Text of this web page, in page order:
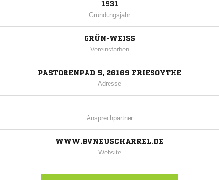
1931
Gründungsjahr
GRÜN-WEISS
Vereinsfarben
PASTORENPAD 5, 26169 FRIESOYTHE
Adresse
Ansprechpartner
WWW.BVNEUSCHARREL.DE
Website